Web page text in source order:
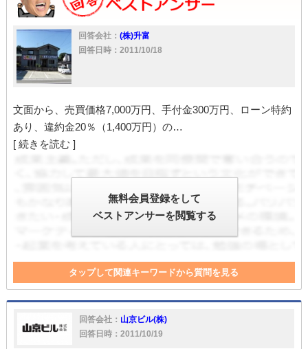
回答会社： (株)升富
回答日時：2011/10/18
文面から、売買価格7,000万円、手付金300万円、ローン特約
あり、違約金20％（1,400万円）の…
[ 続きを読む ]
無料会員登録をして
ベストアンサーを閲覧する
タップして関連キーワードから質問を見る
契約書 投資 アパート 住宅 マンション
売買
回答会社： 山京ビル(株)
回答日時：2011/10/19